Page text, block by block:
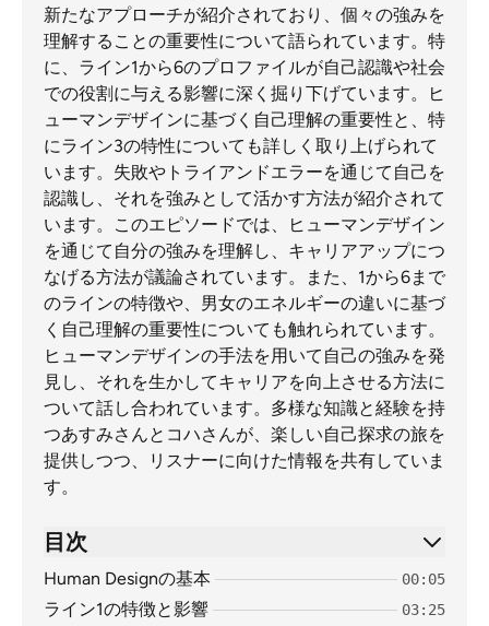
新たなアプローチが紹介されており、個々の強みを
理解することの重要性について語られています。特
に、ライン1から6のプロファイルが自己認識や社会
での役割に与える影響に深く掘り下げています。ヒ
ューマンデザインに基づく自己理解の重要性と、特
にライン3の特性についても詳しく取り上げられて
います。失敗やトライアンドエラーを通じて自己を
認識し、それを強みとして活かす方法が紹介されて
います。このエピソードでは、ヒューマンデザイン
を通じて自分の強みを理解し、キャリアアップにつ
なげる方法が議論されています。また、1から6まで
のラインの特徴や、男女のエネルギーの違いに基づ
く自己理解の重要性についても触れられています。
ヒューマンデザインの手法を用いて自己の強みを発
見し、それを生かしてキャリアを向上させる方法に
ついて話し合われています。多様な知識と経験を持
つあすみさんとコハさんが、楽しい自己探求の旅を
提供しつつ、リスナーに向けた情報を共有していま
す。
目次
Human Designの基本 00:05
ライン1の特徴と影響 03:25